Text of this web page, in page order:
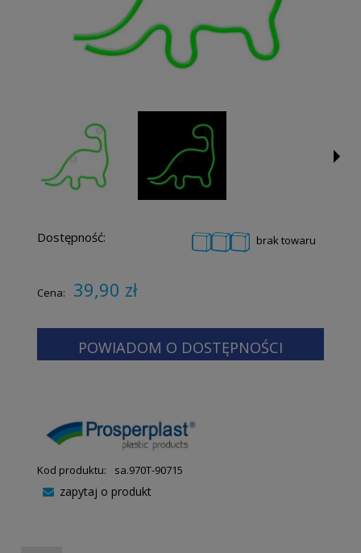
Dostępność: brak towaru
Cena: 39,90 zł
POWIADOM O DOSTĘPNOŚCI
Kod produktu: sa.970T-90715
zapytaj o produkt